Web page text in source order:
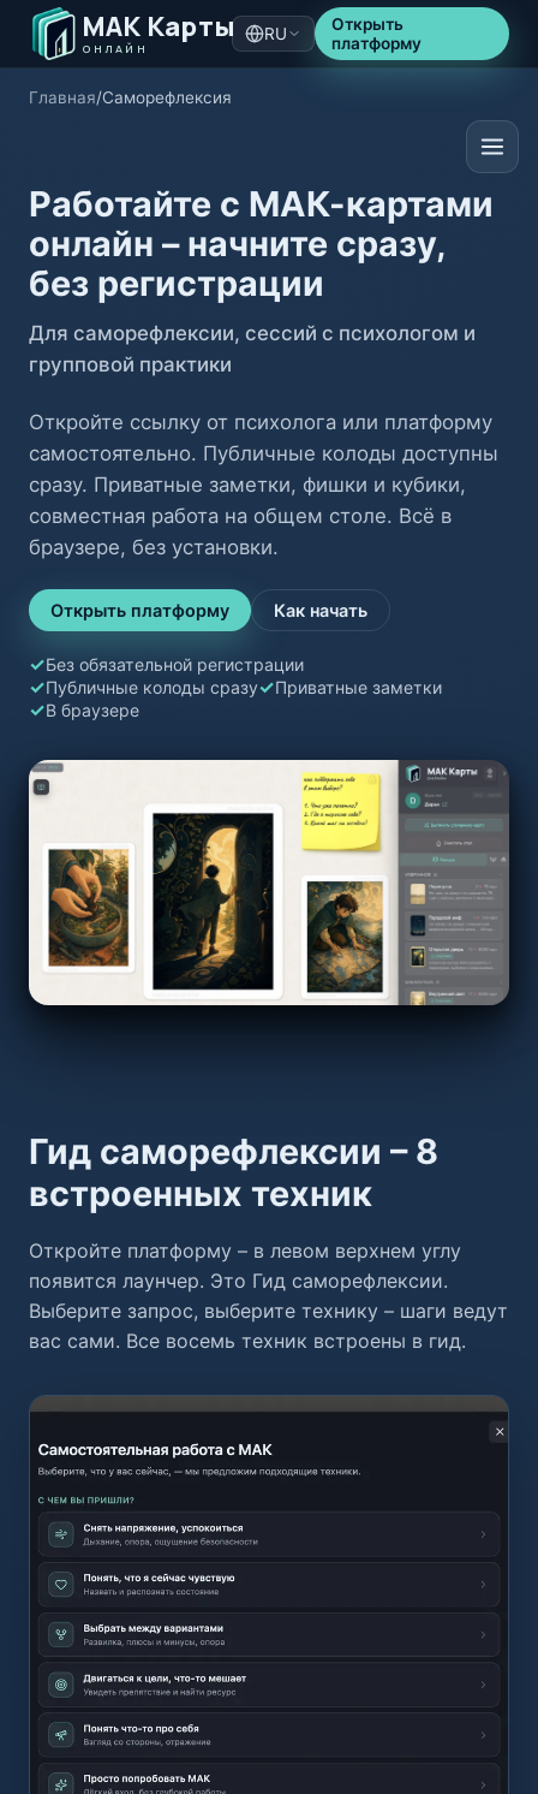
МАК Карты
ОНЛАЙН
RU
Открыть
платформу
Главная/Саморефлексия
Работайте с МАК-картами
онлайн – начните сразу,
без регистрации
Для саморефлексии, сессий с психологом и
групповой практики
Откройте ссылку от психолога или платформу
самостоятельно. Публичные колоды доступны
сразу. Приватные заметки, фишки и кубики,
совместная работа на общем столе. Всё в
браузере, без установки.
Открыть платформу Как начать
Без обязательной регистрации
Публичные колоды сразу
Приватные заметки
В браузере
Гид саморефлексии – 8
встроенных техник
Откройте платформу – в левом верхнем углу
появится лаунчер. Это Гид саморефлексии.
Выберите запрос, выберите технику – шаги ведут
вас сами. Все восемь техник встроены в гид.